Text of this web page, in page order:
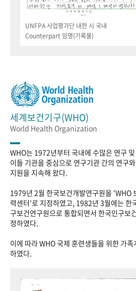
UNFPA 사업평가단 내한 시 국내
Counterpart 임명(기록물)
세계보건기구(WHO)
World Health Organization
WHO는 1972년부터 국내에 수많은 연구
이들 기관을 중심으로 연구기관 간의 연구
지원을 지속해 왔다.
1979년 2월 한국보건개발연구원을 'WHO
력센터'로 지정하였고, 1982년 3월에는 한
구보건연구원으로 통합되면서 한국인구보
정하였다.
이에 따라 WHO 국제 훈련생들을 위한 가
하였다.